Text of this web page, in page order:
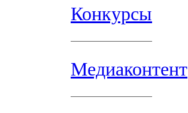
Конкурсы
Медиаконтент